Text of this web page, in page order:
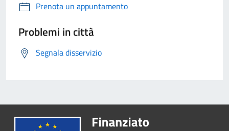
Prenota un appuntamento
Problemi in città
Segnala disservizio